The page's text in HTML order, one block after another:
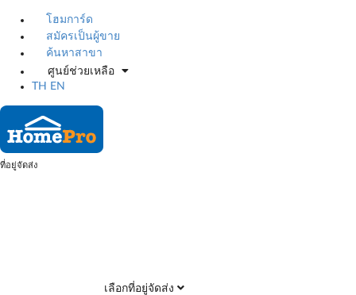
โฮมการ์ด
สมัครเป็นผู้ขาย
ค้นหาสาขา
ศูนย์ช่วยเหลือ
TH
EN
ที่อยู่จัดส่ง
เลือกที่อยู่จัดส่ง